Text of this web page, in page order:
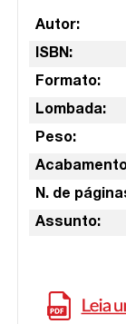
Autor:
ISBN:
Formato:
Lombada:
Peso:
N. de
Assunto: